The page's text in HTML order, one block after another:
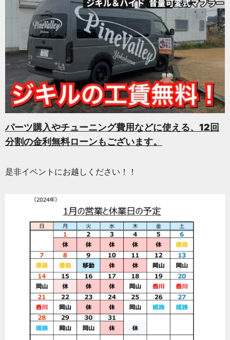
パーツ購入やチューニング費用などに使える、 12回
分割の金利無料ローンもございます。
是非イベントにお越しください！！